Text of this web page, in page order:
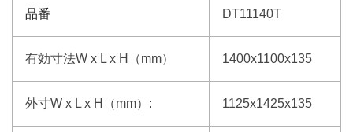
品番 DT11140T
有効寸法W x L x H（mm） 1400x1100x135
外寸W x L x H（mm）: 1125x1425x135